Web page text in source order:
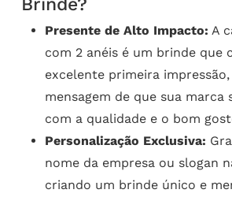
Brinde?
Presente de Alto Impacto: A
com 2 anéis é um brinde que
excelente primeira
mensagem de que sua marca
com a qualidade e o bom
Personalização Exclusiva:
nome da empresa ou slogan
criando um brinde único e